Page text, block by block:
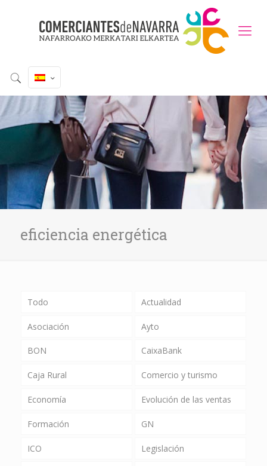
eficiencia energética
Todo Actualidad
Asociación Ayto
BON CaixaBank
Caja Rural Comercio y turismo
Economía Evolución de las ventas
Formación GN
ICO Legislación